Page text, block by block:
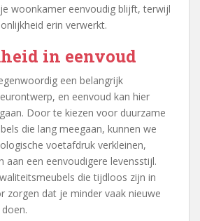
woonkamer eenvoudig blijft, terwijl
erin verwerkt.
in eenvoud
een belangrijk
en eenvoud kan hier
Door te kiezen voor duurzame
die lang meegaan, kunnen we
voetafdruk verkleinen,
aan een eenvoudigere levensstijl.
die tijdloos zijn in
zorgen dat je minder vaak nieuwe